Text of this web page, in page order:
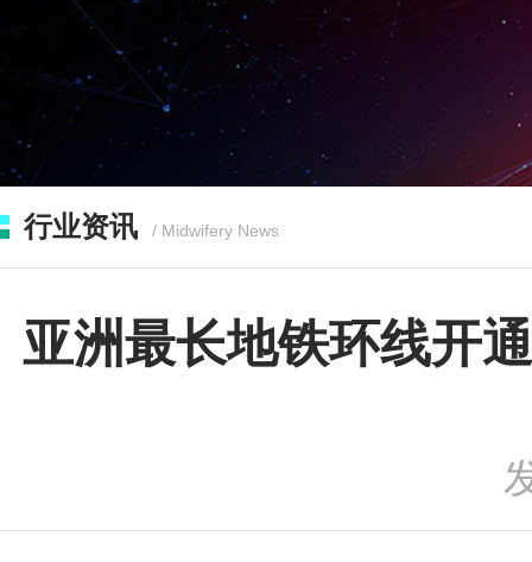
行业资讯 / Midwifery News
亚洲最长地铁环线开